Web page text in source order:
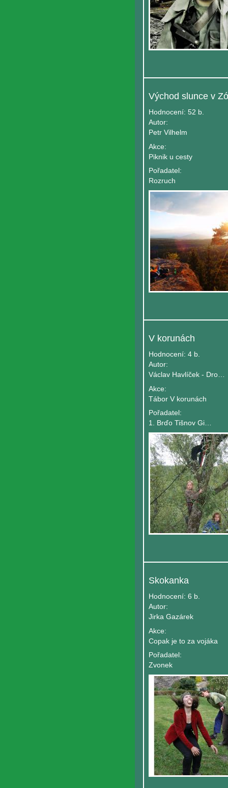
Východ slunce v
Hodnocení: 52 b.
Autor:
Petr Vilhelm
Akce:
Piknik u cesty
Pořadatel:
Rozruch
V korunách
Hodnocení: 4 b.
Autor:
Václav Havlíček - Drobek
Akce:
Tábor V korunách
Pořadatel:
1. Brďo Tišnov Gingo
Skokanka
Hodnocení: 6 b.
Autor:
Jirka Gazárek
Akce:
Copak je to za vojáka
Pořadatel:
Zvonek